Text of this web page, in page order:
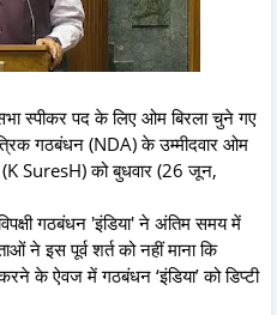
स्पीकर पद के लिए ओम बिरला चुने गए
गठबंधन (NDA) के उम्मीदवार ओम
SuresH) को बुधवार (26 जून,
गठबंधन 'इंडिया' ने अंतिम समय में
ने इस पूर्व शर्त को नहीं माना कि
के ऐवज में गठबंधन ‘इंडिया’ को डिप्टी